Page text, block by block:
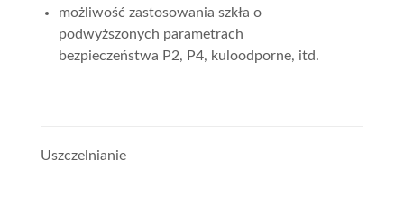
możliwość zastosowania szkła o
podwyższonych parametrach
bezpieczeństwa P2, P4, kuloodporne, itd.
Uszczelnianie